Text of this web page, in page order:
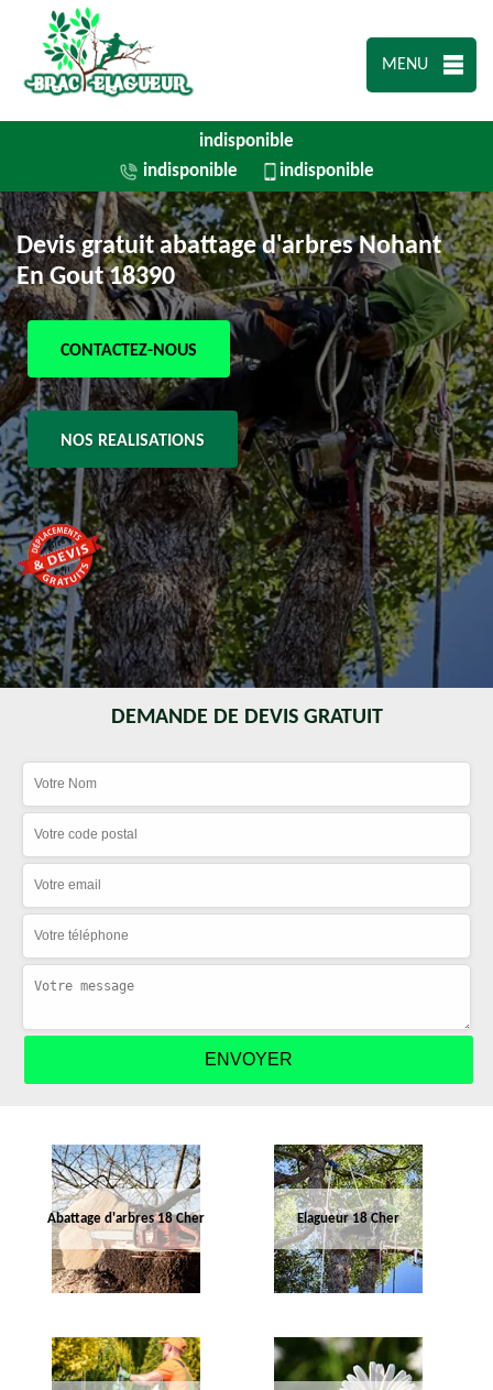
MENU
indisponible
indisponible
indisponible
Devis gratuit abattage d'arbres Nohant
En Gout 18390
CONTACTEZ-NOUS
NOS REALISATIONS
DEMANDE DE DEVIS GRATUIT
Abattage d'arbres 18 Cher Elagueur 18 Cher